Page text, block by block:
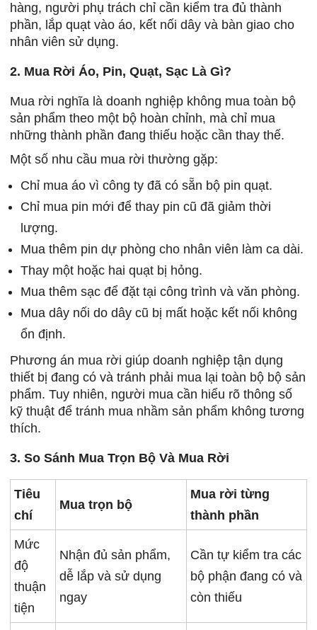
hàng, người phụ trách chỉ cần kiểm tra đủ thành
phần, lắp quạt vào áo, kết nối dây và bàn giao cho
nhân viên sử dụng.
2. Mua Rời Áo, Pin, Quạt, Sạc Là Gì?
Mua rời nghĩa là doanh nghiệp không mua toàn bộ
sản phẩm theo một bộ hoàn chỉnh, mà chỉ mua
những thành phần đang thiếu hoặc cần thay thế.
Một số nhu cầu mua rời thường gặp:
Chỉ mua áo vì công ty đã có sẵn bộ pin quạt.
Chỉ mua pin mới để thay pin cũ đã giảm thời
lượng.
Mua thêm pin dự phòng cho nhân viên làm ca dài.
Thay một hoặc hai quạt bị hỏng.
Mua thêm sạc để đặt tại công trình và văn phòng.
Mua dây nối do dây cũ bị mất hoặc kết nối không
ổn định.
Phương án mua rời giúp doanh nghiệp tận dụng
thiết bị đang có và tránh phải mua lại toàn bộ bộ sản
phẩm. Tuy nhiên, người mua cần hiểu rõ thông số
kỹ thuật để tránh mua nhầm sản phẩm không tương
thích.
3. So Sánh Mua Trọn Bộ Và Mua Rời
Tiêu
chí
Mua trọn bộ
Mua rời từng
thành phần
Mức
độ
thuận
tiện
Nhận đủ sản phẩm,
dễ lắp và sử dụng
ngay
Cần tự kiểm tra các
bộ phận đang có và
còn thiếu